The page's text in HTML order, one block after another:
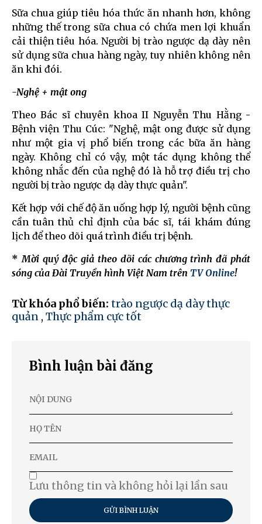
Sữa chua giúp tiêu hóa thức ăn nhanh hơn, không
những thế trong sữa chua có chứa men lợi khuẩn
cải thiện tiêu hóa. Người bị trào ngược dạ dày nên
sử dụng sữa chua hàng ngày, tuy nhiên không nên
ăn khi đói.
-Nghệ + mật ong
Theo Bác sĩ chuyên khoa II Nguyễn Thu Hằng -
Bệnh viện Thu Cúc: "Nghệ, mật ong được sử dụng
như một gia vị phổ biến trong các bữa ăn hàng
ngày. Không chỉ có vậy, một tác dụng không thể
không nhắc đến của nghệ đó là hỗ trợ điều trị cho
người bị trào ngược dạ dày thực quản".
Kết hợp với chế độ ăn uống hợp lý, người bệnh cũng
cần tuân thủ chỉ định của bác sĩ, tái khám đúng
lịch để theo dõi quá trình điều trị bệnh.
*Mời quý độc giả theo dõi các chương trình đã phát
sóng của Đài Truyền hình Việt Nam trên TV Online!
Từ khóa phổ biến: trào ngược dạ dày thực
quản , Thực phẩm cực tốt
Bình luận bài đăng
Lưu thông tin và không hỏi lại lần sau
GỬI BÌNH LUẬN